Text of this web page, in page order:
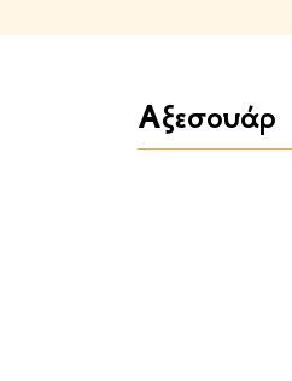
Αξεσουάρ